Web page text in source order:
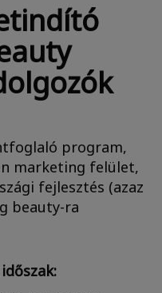
program,
marketing felület,
fejlesztés (azaz
beauty-ra